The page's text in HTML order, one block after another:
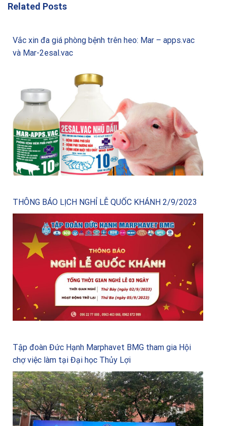
Related Posts
Vắc xin đa giá phòng bệnh trên heo: Mar – apps.vac
và Mar-2esal.vac
THÔNG BÁO LỊCH NGHỈ LỄ QUỐC KHÁNH 2/9/2023
Tập đoàn Đức Hạnh Marphavet BMG tham gia Hội
chợ việc làm tại Đại học Thủy Lợi